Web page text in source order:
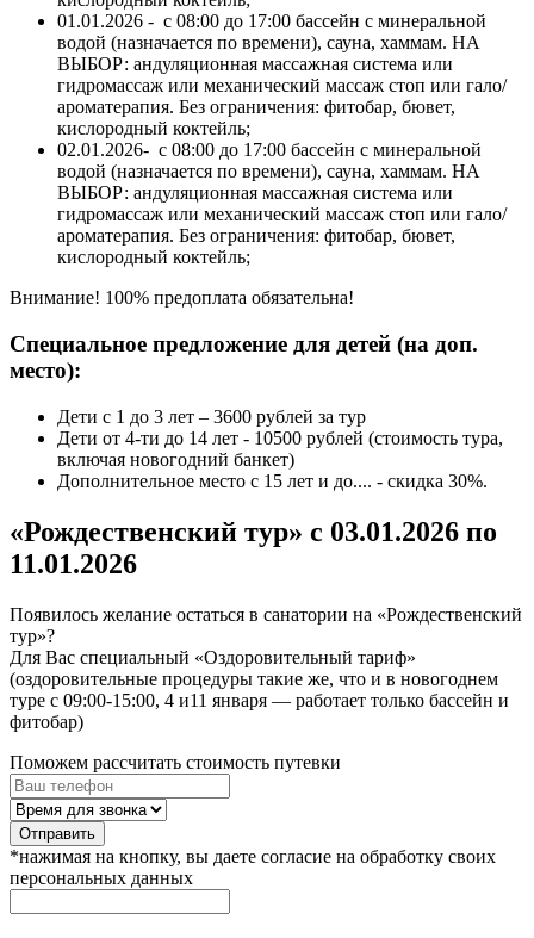
01.01.2026 - с 08:00 до 17:00 бассейн с минеральной
водой (назначается по времени), сауна, хаммам. НА
ВЫБОР: андуляционная массажная система или
гидромассаж или механический массаж стоп или гало/
ароматерапия. Без ограничения: фитобар, бювет,
кислородный коктейль;
02.01.2026- с 08:00 до 17:00 бассейн с минеральной
водой (назначается по времени), сауна, хаммам. НА
ВЫБОР: андуляционная массажная система или
гидромассаж или механический массаж стоп или гало/
ароматерапия. Без ограничения: фитобар, бювет,
кислородный коктейль;
Внимание! 100% предоплата обязательна!
Специальное предложение для детей (на доп.
место):
Дети с 1 до 3 лет – 3600 рублей за тур
Дети от 4-ти до 14 лет - 10500 рублей (стоимость тура,
включая новогодний банкет)
Дополнительное место с 15 лет и до.... - скидка 30%.
«Рождественский тур» с 03.01.2026 по
11.01.2026
Появилось желание остаться в санатории на «Рождественский
тур»?
Для Вас специальный «Оздоровительный тариф»
(оздоровительные процедуры такие же, что и в новогоднем
туре с 09:00-15:00, 4 и11 января — работает только бассейн и
фитобар)
Поможем рассчитать стоимость путевки
Отправить
*нажимая на кнопку, вы даете согласие на обработку своих
персональных данных